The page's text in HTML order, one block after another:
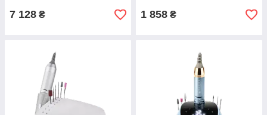
7 128 ₴ 1 858 ₴